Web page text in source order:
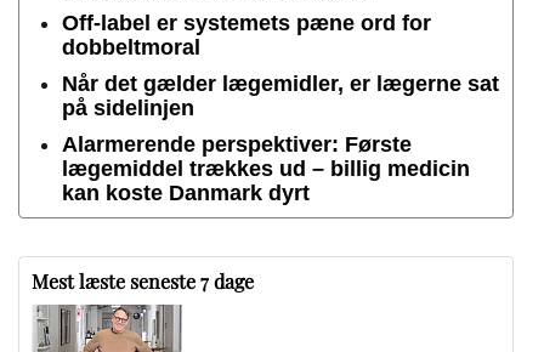
Off-label er systemets pæne ord for
dobbeltmoral
Når det gælder lægemidler, er lægerne sat
på sidelinjen
Alarmerende perspektiver: Første
lægemiddel trækkes ud – billig medicin
kan koste Danmark dyrt
Mest læste seneste 7 dage